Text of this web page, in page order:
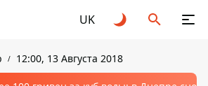
UK
12:00, 13 Августа 2018